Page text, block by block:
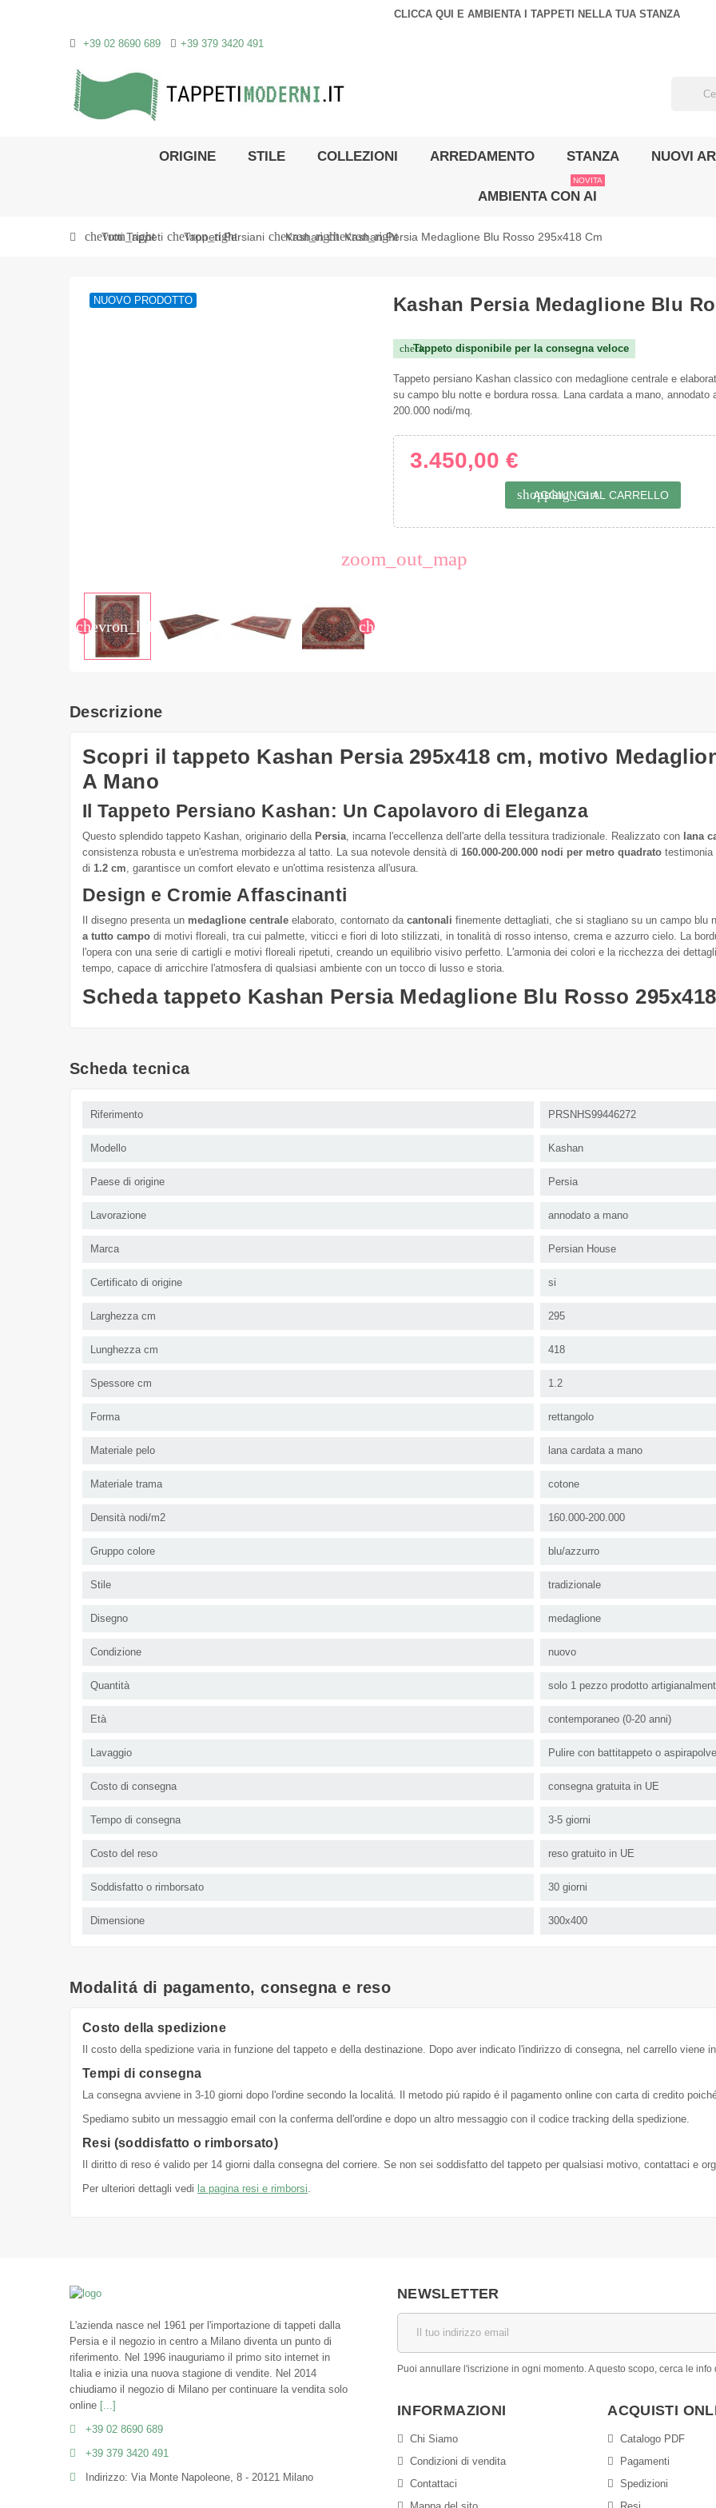
CLICCA QUI E AMBIENTA I TAPPETI NELLA TUA STANZA
+39 02 8690 689 +39 379 3420 491
ORIGINE STILE COLLEZIONI ARREDAMENTO STANZA NUOVI
AMBIENTA CON AI
NOVITA
chevron_right
Tutti Tappeti chevron_right
Tappeti Persiani chevron_right
Kashan chevron_right
Kashan Persia Medaglione Blu Rosso 295x418 Cm
zoom_out_map
chevron_left chevron_right
NUOVO PRODOTTO Kashan Persia Medaglione Blu
check
Tappeto disponibile per la consegna veloce
Tappeto persiano Kashan classico con medaglione centrale e
su campo blu notte e bordura rossa. Lana cardata a mano, annodato
200.000 nodi/mq.
3.450,00 €
shopping_cart
AGGIUNGI AL CARRELLO
Descrizione
Scopri il tappeto Kashan Persia 295x418 cm, motivo
A Mano
Il Tappeto Persiano Kashan: Un Capolavoro di Eleganza
Questo splendido tappeto Kashan, originario della Persia , incarna l'eccellenza dell'arte della tessitura tradizionale. Realizzato con lana
consistenza robusta e un'estrema morbidezza al tatto. La sua notevole densità di 160.000-200.000 nodi per metro quadrato testimonia
di 1.2 cm , garantisce un comfort elevato e un'ottima resistenza all'usura.
Design e Cromie Affascinanti
Il disegno presenta un medaglione centrale elaborato, contornato da cantonali finemente dettagliati, che si stagliano su un campo blu
a tutto campo di motivi floreali, tra cui palmette, viticci e fiori di loto stilizzati, in tonalità di rosso intenso, crema e azzurro cielo. La
l'opera con una serie di cartigli e motivi floreali ripetuti, creando un equilibrio visivo perfetto. L'armonia dei colori e la ricchezza dei
tempo, capace di arricchire l'atmosfera di qualsiasi ambiente con un tocco di lusso e storia.
Scheda tappeto Kashan Persia Medaglione Blu Rosso
Scheda tecnica
Riferimento PRSNHS99446272
Modello Kashan
Paese di origine Persia
Lavorazione annodato a mano
Marca Persian House
Certificato di origine si
Larghezza cm 295
Lunghezza cm 418
Spessore cm 1.2
Forma rettangolo
Materiale pelo lana cardata a mano
Materiale trama cotone
Densità nodi/m2 160.000-200.000
Gruppo colore blu/azzurro
Stile tradizionale
Disegno medaglione
Condizione nuovo
Quantità solo 1 pezzo prodotto
Età contemporaneo (0-20 anni)
Lavaggio Pulire con battitappeto o
Costo di consegna consegna gratuita in UE
Tempo di consegna 3-5 giorni
Costo del reso reso gratuito in UE
Soddisfatto o rimborsato 30 giorni
Dimensione 300x400
Modalitá di pagamento, consegna e reso
Costo della spedizione
Il costo della spedizione varia in funzione del tappeto e della destinazione. Dopo aver indicato l'indirizzo di consegna, nel carrello viene
Tempi di consegna
La consegna avviene in 3-10 giorni dopo l'ordine secondo la localitá. Il metodo piú rapido é il pagamento online con carta di credito
Spediamo subito un messaggio email con la conferma dell'ordine e dopo un altro messaggio con il codice tracking della spedizione.
Resi (soddisfatto o rimborsato)
Il diritto di reso é valido per 14 giorni dalla consegna del corriere. Se non sei soddisfatto del tappeto per qualsiasi motivo, contattaci e
Per ulteriori dettagli vedi la pagina resi e rimborsi
L'azienda nasce nel 1961 per l'importazione di tappeti dalla
Persia e il negozio in centro a Milano diventa un punto di
riferimento. Nel 1996 inauguriamo il primo sito internet in
Italia e inizia una nuova stagione di vendite. Nel 2014
chiudiamo il negozio di Milano per continuare la vendita solo
online [...]
+39 02 8690 689
+39 379 3420 491
Indirizzo: Via Monte Napoleone, 8 - 20121 Milano
NEWSLETTER
Puoi annullare l'iscrizione in ogni momento. A questo scopo, cerca le info
INFORMAZIONI
Chi Siamo
Condizioni di vendita
Contattaci
ACQUISTI
Catalogo PDF
Pagamenti
Spedizioni